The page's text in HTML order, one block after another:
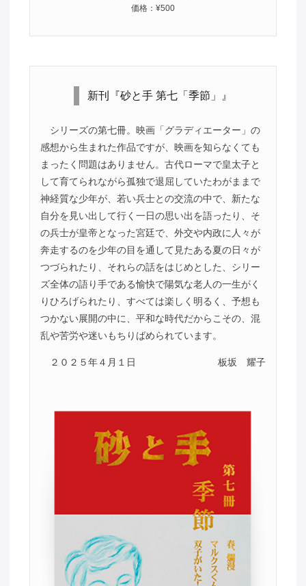
価格：¥500
新刊『砂と手 第七「季節」』
シリーズの第七冊。映画「グラディエーター」の
感想から生まれた作品ですが、映画を知らなくても
まったく問題はありません。古代ローマで皇太子と
して育てられながら孤独で退屈していたわがままで
神経質な少年が、若い兵士との交流の中で、新たな
自分を見い出して行く一日の思い出を語ったり、そ
の兵士が皇帝となった宮廷で、外交や内政に人々が
奔走するのを少年の目を通して見たある夏の日々が
つづられたり、それらの話をはじめとした、シリー
ズ全体の語り手である愉快で陽気な老人の一生がく
りひろげられたり、すべては楽しく明るく、予想も
つかない展開の中に、平和な時代だからこその、混
乱や苦労や迷いもちりばめられています。
２０２５年４月１日 板坂 耀子